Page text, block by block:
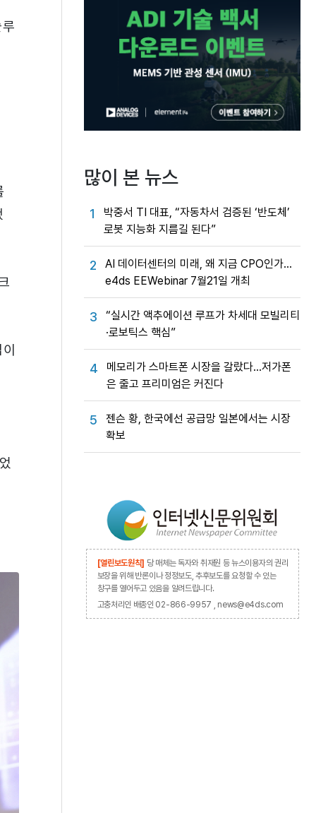
많이 본 뉴스
1
박중서 TI 대표, “자동차서 검증된 ‘반도체’
로봇 지능화 지름길 된다”
2
AI 데이터센터의 미래, 왜 지금 CPO인가…
e4ds EEWebinar 7월21일 개최
3
“실시간 액추에이션 루프가 차세대 모빌리티
·로보틱스 핵심”
4
메모리가 스마트폰 시장을 갈랐다…저가폰
은 줄고 프리미엄은 커진다
5
젠슨 황, 한국에선 공급망 일본에서는 시장
확보
[열린보도원칙] 당 매체는 독자와 취재원 등 뉴스이용자의 권리
보장을 위해 반론이나 정정보도, 추후보도를 요청할 수 있는
창구를 열어두고 있음을 알려드립니다.
고충처리인 배종인 02-866-9957 , news@e4ds.com